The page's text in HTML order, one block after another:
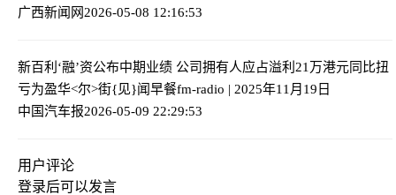
广西新闻网2026-05-08 12:16:53
新百利‘融’资公布中期业绩 公司拥有人应占溢利21万港元同比扭
亏为盈华<尔>街{见}闻早餐fm-radio | 2025年11月19日
中国汽车报2026-05-09 22:29:53
用户评论
登录后可以发言